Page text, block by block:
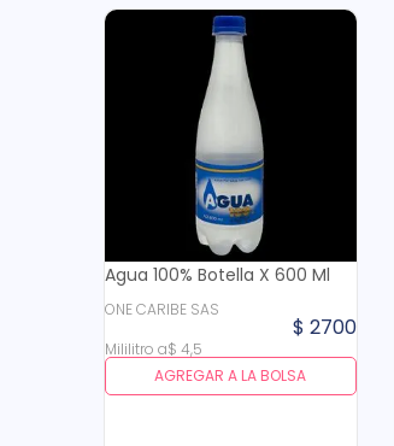
Agua 100% Botella X 600 Ml
ONE CARIBE SAS
$ 2700
Mililitro a$ 4,5
AGREGAR A LA BOLSA